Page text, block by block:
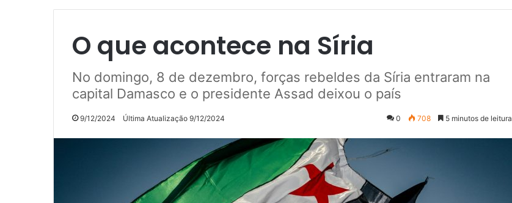
O que acontece na Síria
No domingo, 8 de dezembro, forças rebeldes da Síria entraram na
capital Damasco e o presidente Assad deixou o país
9/12/2024 Última Atualização 9/12/2024 0 708 5 minutos de leitura